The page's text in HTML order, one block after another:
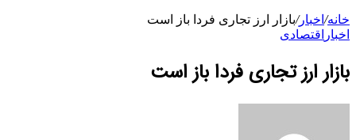
خانه/ اخبار/بازار ارز تجاری فردا باز است
اخبار اقتصادی
بازار ارز تجاری فردا باز است